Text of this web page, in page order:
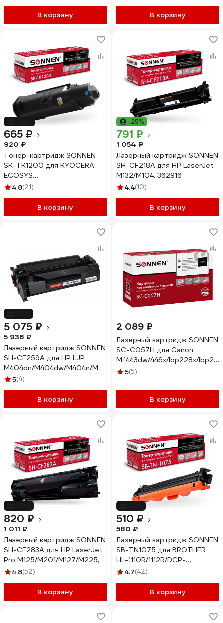
В корзину В корзину
665 ₽
920 ₽
Тонер-картридж SONNEN
SK-TK1200 для KYOCERA
ECOSYS
P2335/M2235dn/M2735dn/M2835dw
4.8(21)
В корзину
-25%
791 ₽
1 054 ₽
Лазерный картридж SONNEN
SH-CF218A для HP LaserJet
M132/M104, 362916
4.4(10)
В корзину
5 075 ₽
5 936 ₽
Лазерный картридж SONNEN
SH-CF259A для HP LJP
M404dn/M404dw/M404n/M428dw/M428fdn/M428fdw/M304a
ресурс 3000 страниц
5(4)
В корзину
2 089 ₽
Лазерный картридж SONNEN
SC-С057H для Canon
Mf443dw/446x/lbp228x/
ресурс 10000 стр. 364095
5(5)
В корзину
820 ₽
1 011 ₽
Лазерный картридж SONNEN
SH-CF283A для HP LaserJet
Pro M125/M201/M127/M225,
362426
4.8(52)
В корзину
510 ₽
580 ₽
Лазерный картридж SONNEN
SB-TN1075 для BROTHER
HL-1110R/1112R/DCP-
1512/MFC-1815, 362909
4.7(42)
В корзину